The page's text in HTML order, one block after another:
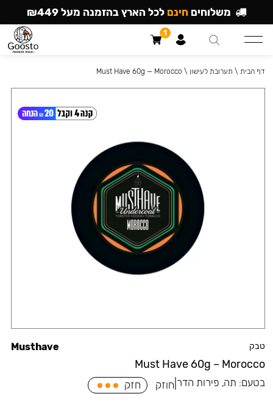
טבק
Must Have 60g – Morocco
Musthave
בטעם: תה, פירות הדר חוזק חזק
דף הבית \ תערובת לעישון \
Must Have 60g — Morocco
משלוחים חינם לכל הארץ בהזמנה מעל ₪449
1